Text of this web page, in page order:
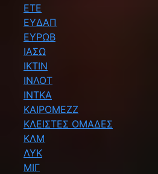
ΕΤΕ
ΕΥΔΑΠ
ΕΥΡΩΒ
ΙΑΣΩ
ΙΚΤΙΝ
ΙΝΛΟΤ
ΙΝΤΚΑ
ΚΑΙΡΟΜΕΖΖ
ΚΛΕΙΣΤΕΣ ΟΜΑΔΕΣ
ΚΛΜ
ΛΥΚ
ΜΙΓ